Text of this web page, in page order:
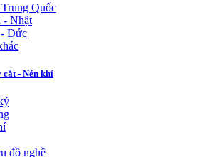
Quốc
- Nhật
- Đức
cắt - Nén khí
đồ nghề